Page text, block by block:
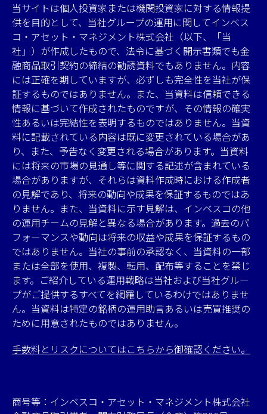
当サイトは個人投資家または機関投資家に対する情報提
供を目的として、当社グループの運用に関してインベス
コ・アセット・マネジメント株式会社（以下、「当
社」）が作成したもので、法令に基づく開示書類でも金
融商品取引契約の締結の勧誘資料でもありません。内容
には正確を期していますが、必ずしも完全性を当社が保
証するものではありません。また、当資料は信頼できる
情報に基づいて作成されたものですが、その情報の確実
性あるいは完結性を表明するものではありません。当資
料に記載されている内容は既に変更されている場合があ
り、また、予告なく変更される場合があります。当資料
には将来の市場の見通し等に関する記述が含まれている
場合がありますが、それらは資料作成時における作成者
の見解であり、将来の動向や成果を保証するものではあ
りません。また、当資料に示す見解は、インベスコの他
の運用チームの見解と異なる場合があります。過去のパ
フォーマンスや動向は将来の収益や成果を保証するもの
ではありません。当社の事前の承認なく、当資料の一部
または全部を使用、複製、転用、配布等することを禁じ
ます。ご紹介している運用戦略は当社および当社グルー
プがご提供するすべてを網羅しているわけではありませ
ん。当資料は特定の銘柄の運用助言あるいは売買推奨の
ために用意されたものではありません。
手数料とリスクについてはこちらから御確認ください。
商号等：インベスコ・アセット・マネジメント株式会社